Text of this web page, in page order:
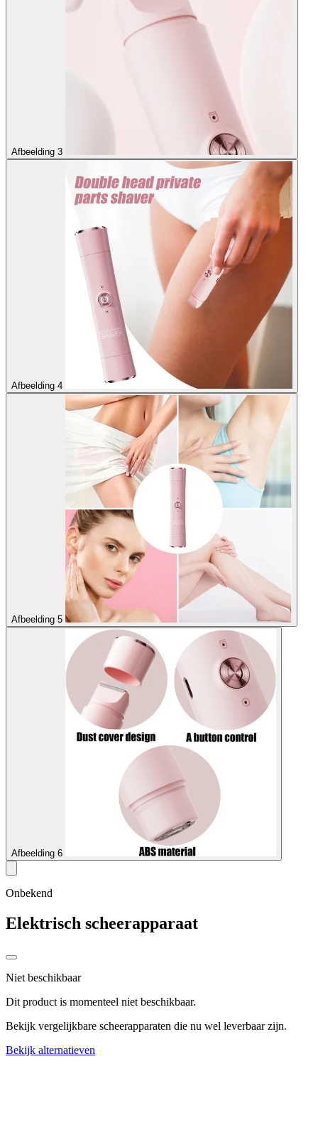
Afbeelding 3
Afbeelding 4
Afbeelding 5
Afbeelding 6
Onbekend
Elektrisch scheerapparaat
Niet beschikbaar
Dit product is momenteel niet beschikbaar.
Bekijk vergelijkbare scheerapparaten die nu wel leverbaar zijn.
Bekijk alternatieven